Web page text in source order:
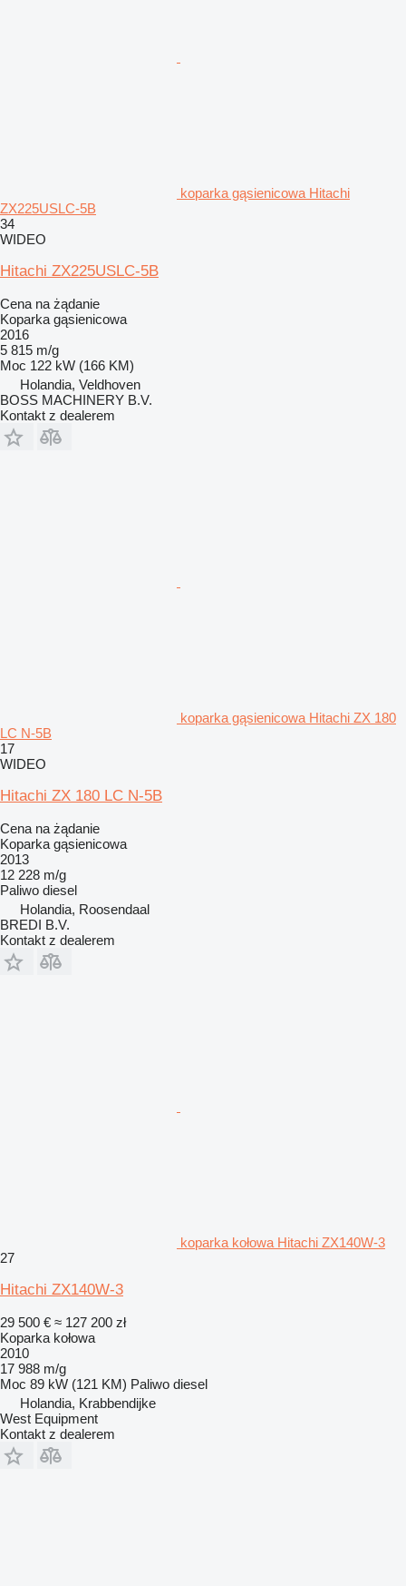
koparka gąsienicowa Hitachi
ZX225USLC-5B
34
WIDEO
Hitachi ZX225USLC-5B
Cena na żądanie
Koparka gąsienicowa
2016
5 815 m/g
Moc 122 kW (166 KM)
Holandia, Veldhoven
BOSS MACHINERY B.V.
Kontakt z dealerem
koparka gąsienicowa Hitachi ZX 180
LC N-5B
17
WIDEO
Hitachi ZX 180 LC N-5B
Cena na żądanie
Koparka gąsienicowa
2013
12 228 m/g
Paliwo diesel
Holandia, Roosendaal
BREDI B.V.
Kontakt z dealerem
koparka kołowa Hitachi ZX140W-3
27
Hitachi ZX140W-3
29 500 € ≈ 127 200 zł
Koparka kołowa
2010
17 988 m/g
Moc 89 kW (121 KM) Paliwo diesel
Holandia, Krabbendijke
West Equipment
Kontakt z dealerem